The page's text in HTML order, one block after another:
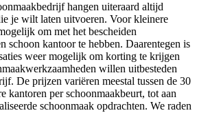
hangen uiteraard altijd
je wilt laten uitvoeren. Voor kleinere
om met het bescheiden
schoon kantoor te hebben. Daarentegen is
weer mogelijk om korting te krijgen
willen uitbesteden
De prijzen variëren meestal tussen de 30
kantoren per schoonmaakbeurt, tot aan
schoonmaak opdrachten. We raden